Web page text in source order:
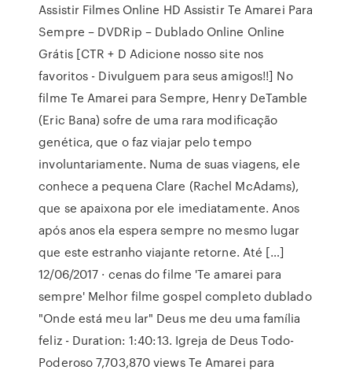
Assistir Filmes Online HD Assistir Te Amarei Para
Sempre – DVDRip – Dublado Online Online
Grátis [CTR + D Adicione nosso site nos
favoritos - Divulguem para seus amigos!!] No
filme Te Amarei para Sempre, Henry DeTamble
(Eric Bana) sofre de uma rara modificação
genética, que o faz viajar pelo tempo
involuntariamente. Numa de suas viagens, ele
conhece a pequena Clare (Rachel McAdams),
que se apaixona por ele imediatamente. Anos
após anos ela espera sempre no mesmo lugar
que este estranho viajante retorne. Até […]
12/06/2017 · cenas do filme 'Te amarei para
sempre' Melhor filme gospel completo dublado
"Onde está meu lar" Deus me deu uma família
feliz - Duration: 1:40:13. Igreja de Deus Todo-
Poderoso 7,703,870 views Te Amarei para